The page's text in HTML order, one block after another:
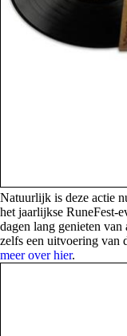
Natuurlijk is deze actie
het jaarlijkse RuneFest-
dagen lang genieten van
zelfs een uitvoering van
meer over hier.